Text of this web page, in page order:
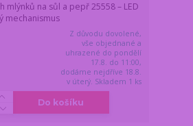
mlýnků na sůl a pepř 25558 – LED
mechanismus
Z důvodu dovolené,
vše objednané a
uhrazené do pondělí
17.8. do 11:00,
dodáme nejdříve 18.8.
v úterý. Skladem 1 ks
Do košíku